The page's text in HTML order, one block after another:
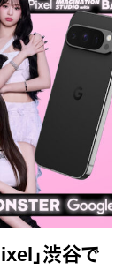
」渋谷で